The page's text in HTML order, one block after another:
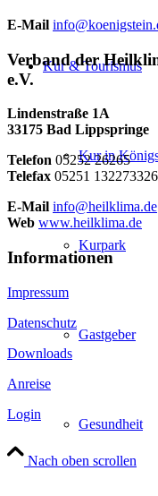
Kur & Tourismus
Kur in
Kurpark
Gastgeber
Gesundheit
E-Mail
Verband der
e.V.
Lindenstraße 1A
33175 Bad Lippspringe
Telefon 05252 26265
Telefax 05251
E-Mail info@heilklima.de
Web www.heilklima.de
Informationen
Impressum
Datenschutz
Downloads
Anreise
Login
Nach oben scrollen